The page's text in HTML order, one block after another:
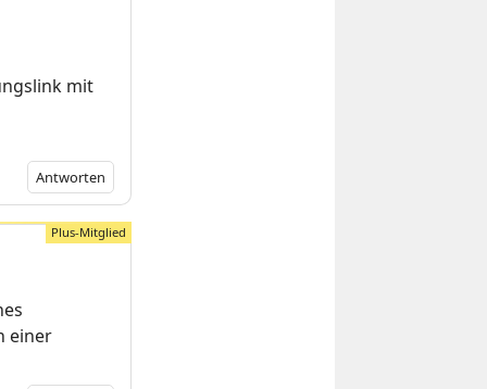
mit
Antworten
einer